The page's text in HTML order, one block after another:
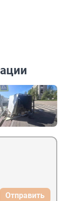
Отправить